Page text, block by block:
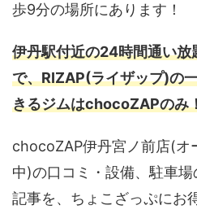
歩9分の場所にあります！
伊丹駅付近の24時間通い放
で、RIZAP(ライザップ)の
きるジムはchocoZAPのみ
chocoZAP伊丹宮ノ前店(オ
中)の口コミ・設備、駐車
記事を、ちょこざっぷにお